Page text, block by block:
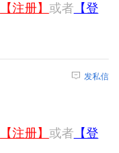
【注册】 或者 【登
发私信
【注册】 或者 【登